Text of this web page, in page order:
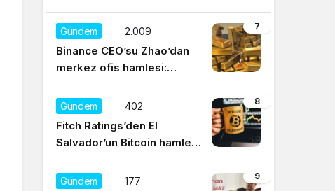
olduğu nasıl anlaşılır?
7
Gündem 2.009
Binance CEO’su Zhao’dan
merkez ofis hamlesi:
Sürekli regülasyonları
düşünüyorum
8
Gündem 402
Fitch Ratings’den El
Salvador’un Bitcoin hamlesi
için olumsuz yorum
9
Gündem 177